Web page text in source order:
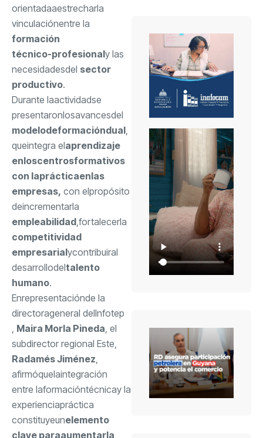
orientadaaestrecharla
vinculaciónentre la
formación
técnico-profesionaly las
necesidadesdel sector
productivo.
Durante laactividadse
presentaronlosavancesdel
modelodeformacióndual,
queintegra elaprendizaje
enloscentrosformativos
con laprácticaenlas
empresas, con elpropósito
deincrementarla
empleabilidad,fortalecerla
competitividad
empresarialycontribuiral
desarrollodeltalento
humano.
Enrepresentaciónde la
directorageneral delInfotep
, Maira Morla Pineda, el
subdirector regional Este,
Radamés Jiménez,
afirmóquelaintegración
entre laformacióntécnicay la
experienciapráctica
constituyeunelemento
clave paraaumentarla